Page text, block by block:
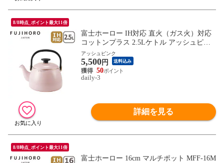
8/8時点_ポイント最大11倍
富士ホーロー IH対応 直火（ガス火）対応
コットンプラス 2.5Lケトル アッシュピン
ク CTP-2.5K.AP やかん ほうろう 大容量 C
otton Pulus FUJIHORO 【北海道・沖縄は99
0円加算】 fuj618-5
アッシュピンク
5,500円 送料込み
50
daily-3
詳細を見る
8/8時点_ポイント最大11倍
富士ホーロー 16cm マルチポット MFF-16M